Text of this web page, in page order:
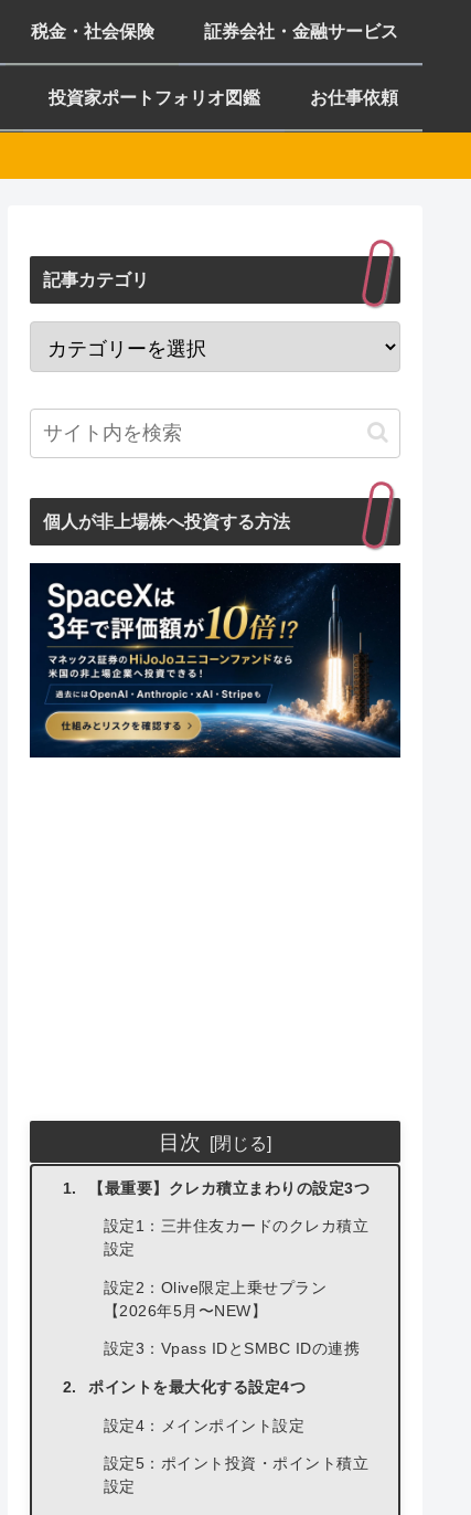
税金・社会保険 証券会社・金融サービス
投資家ポートフォリオ図鑑 お仕事依頼
記事カテゴリ
個人が非上場株へ投資する方法
目次
【最重要】クレカ積立まわりの設定3つ
設定1：三井住友カードのクレカ積立
設定
設定2：Olive限定上乗せプラン
【2026年5月〜NEW】
設定3：Vpass IDとSMBC IDの連携
ポイントを最大化する設定4つ
設定4：メインポイント設定
設定5：ポイント投資・ポイント積立
設定